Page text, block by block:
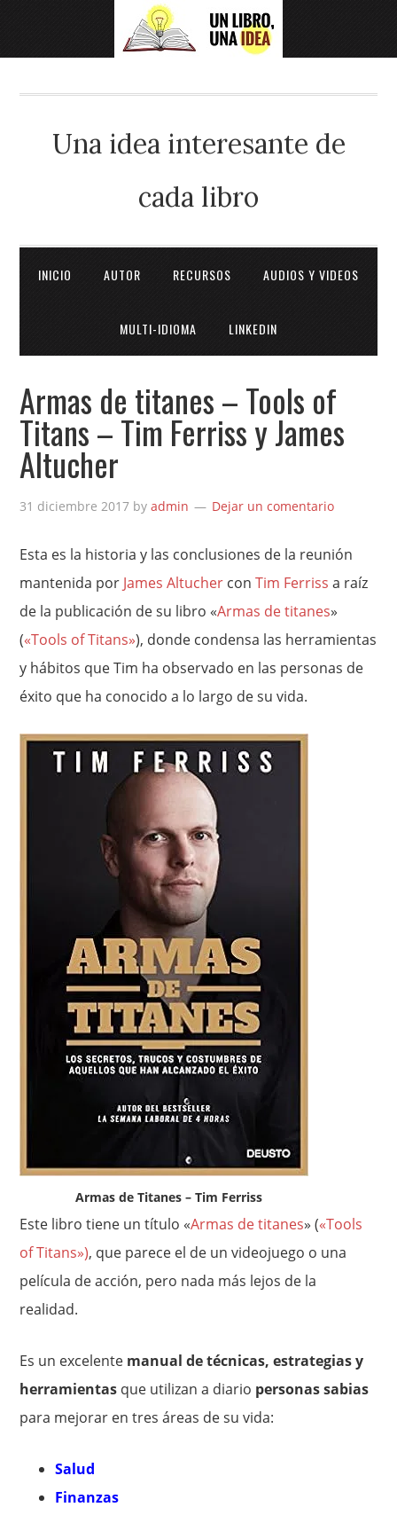
Una idea interesante de
cada libro
INICIO AUTOR RECURSOS AUDIOS Y VIDEOS
MULTI-IDIOMA LINKEDIN
Armas de titanes – Tools of
Titans – Tim Ferriss y James
Altucher
31 diciembre 2017 byadmin Dejar un comentario
Esta es la historia y las conclusiones de la reunión
mantenida por James Altucher conTim Ferriss a raíz
de la publicación de su libro «Armas de titanes»
(«Tools of Titans»), donde condensa las herramientas
y hábitos que Tim ha observado en las personas de
éxito que ha conocido a lo largo de su vida.
Armas de Titanes – Tim Ferriss
Este libro tiene un título «Armas de titanes» («Tools
of Titans»), que parece el de un videojuego o una
película de acción, pero nada más lejos de la
realidad.
Es un excelente manual de técnicas, estrategias y
herramientas que utilizan a diario personas sabias
para mejorar en tres áreas de su vida:
Salud
Finanzas